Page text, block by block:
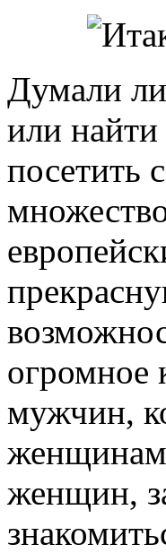
Думали
или
посетить
огромное
мужчин,
женщин,